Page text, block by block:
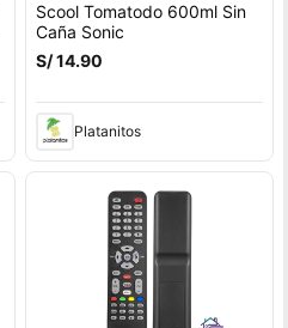
Scool Tomatodo 600ml Sin
Caña Sonic
S/ 14.90
Platanitos